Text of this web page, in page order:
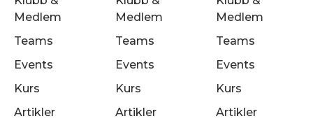
Medlem
Teams
Events
Kurs
Artikler
Medlem
Teams
Events
Kurs
Artikler
Medlem
Teams
Events
Kurs
Artikler